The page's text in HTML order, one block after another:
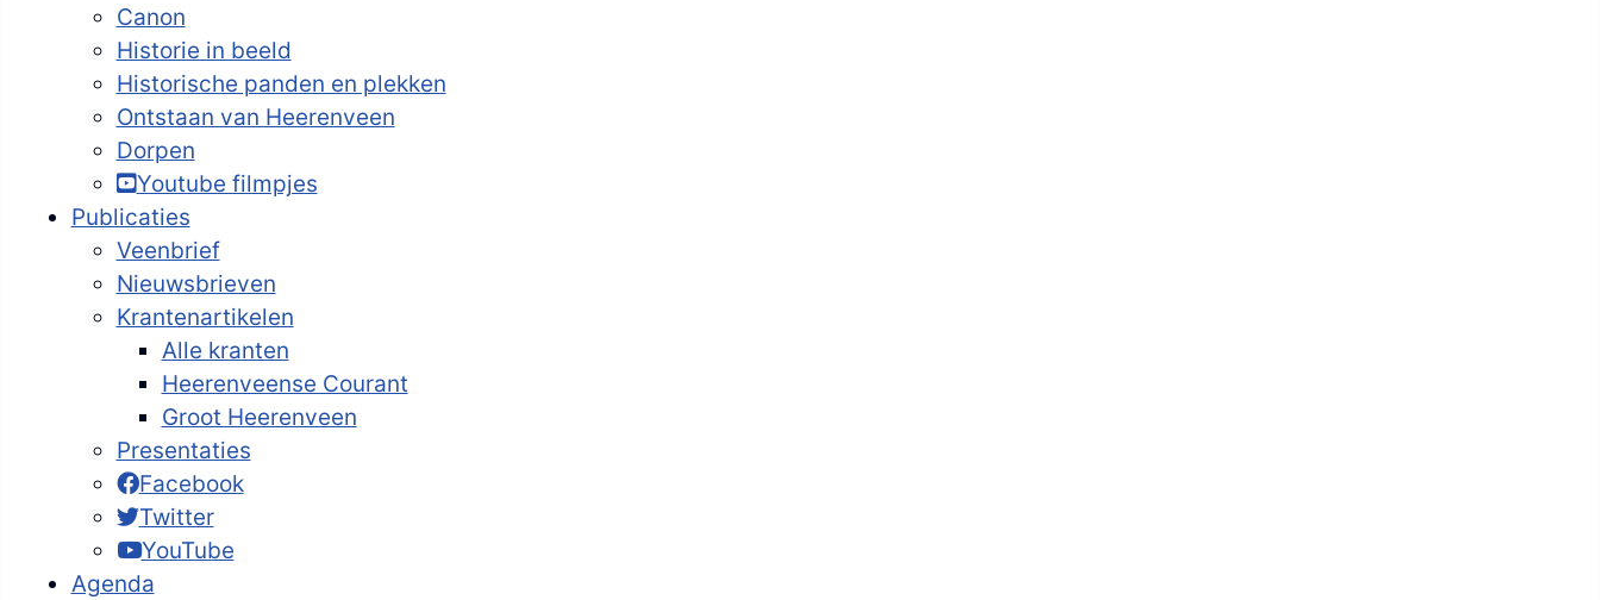
Canon
Historie in beeld
Historische panden en plekken
Ontstaan van Heerenveen
Dorpen
Youtube filmpjes
Publicaties
Veenbrief
Nieuwsbrieven
Krantenartikelen
Alle kranten
Heerenveense Courant
Groot Heerenveen
Presentaties
Facebook
Twitter
YouTube
Agenda